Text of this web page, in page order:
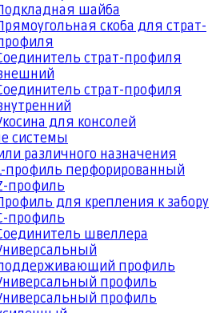
шайба
скоба для страт-
страт-профиля
страт-профиля
для консолей
системы
различного назначения
профиль перфорированный
профиль
для крепления к забору
профиль
швеллера
профиль
профиль
профиль